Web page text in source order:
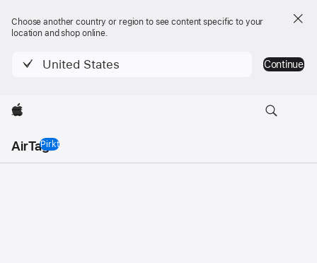
Choose another country or region to see content specific to your
location and shop online.
United States Continue
Apple
AirTagPirkt